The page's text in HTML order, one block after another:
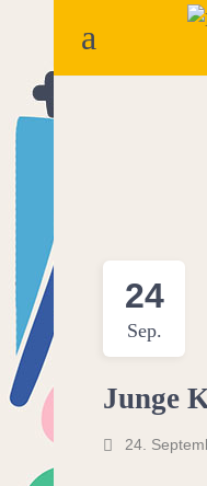
24
Sep.
Junge
24.